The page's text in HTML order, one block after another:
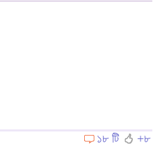
১৮ টি
+৮